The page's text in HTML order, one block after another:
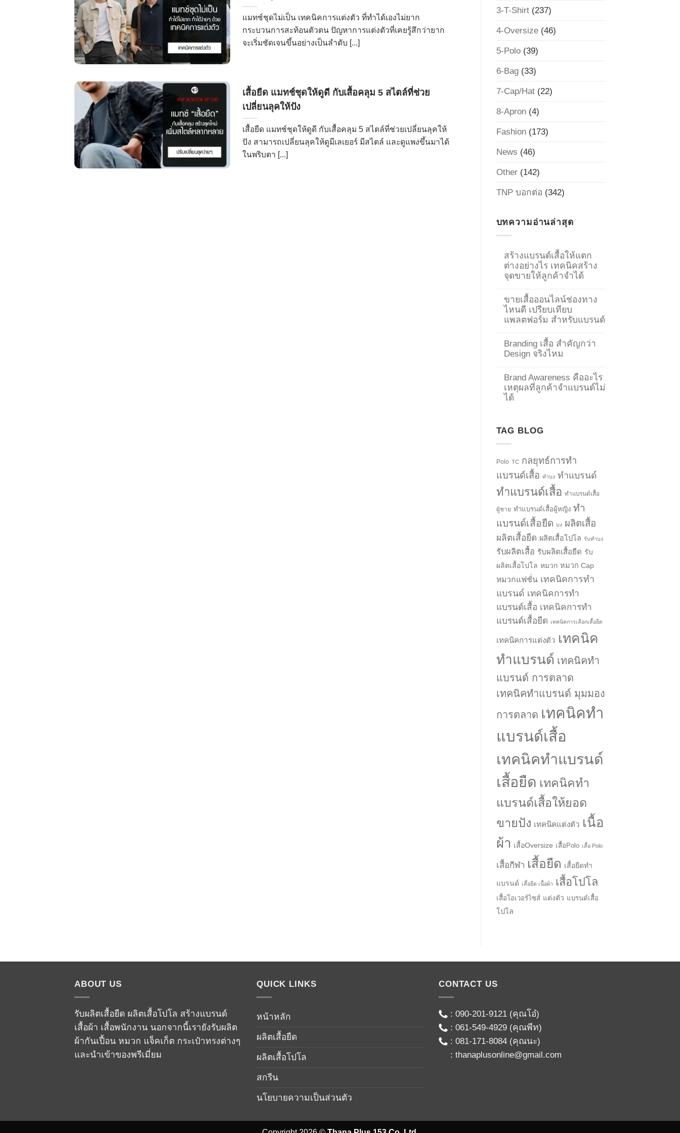
แมทช์ชุดไม่เป็น เทคนิคการแต่งตัว ที่ทำได้เองไม่ยาก
กระบวนการสะท้อนตัวตน ปัญหาการแต่งตัวที่เคยรู้สึกว่ายาก
จะเริ่มชัดเจนขึ้นอย่างเป็นลำดับ [...]
เสื้อยืด แมทช์ชุดให้ดูดี กับเสื้อคลุม 5 สไตล์ที่ช่วย
เปลี่ยนลุคให้ปัง
เสื้อยืด แมทช์ชุดให้ดูดี กับเสื้อคลุม 5 สไตล์ที่ช่วยเปลี่ยนลุคให้
ปัง สามารถเปลี่ยนลุคให้ดูมีเลเยอร์ มีสไตล์ และดูแพงขึ้นมาได้
ในพริบตา [...]
3-T-Shirt(237)
4-Oversize(46)
5-Polo(39)
6-Bag(33)
7-Cap/Hat(22)
8-Apron(4)
Fashion(173)
News (46)
Other(142)
TNP บอกต่อ (342)
บทความอ่านล่าสุด
สร้างแบรนด์เสื้อให้แตก
ต่างอย่างไร เทคนิคสร้าง
จุดขายให้ลูกค้าจำได้
ขายเสื้อออนไลน์ช่องทาง
ไหนดี เปรียบเทียบ
แพลตฟอร์ม สำหรับแบรนด์
Branding เสื้อ สำคัญกว่า
Design จริงไหม
Brand Awareness คืออะไร
เหตุผลที่ลูกค้าจำแบรนด์ไม่
ได้
TAG BLOG
Polo TC กลยุทธ์การทำ
แบรนด์เสื้อ ทำบง ทำแบรนด์
ทำแบรนด์เสื้อ ทำแบรนด์เสื้อ
ผู้ชาย ทำแบรนด์เสื้อผู้หญิง ทำ
แบรนด์เสื้อยืด บง ผลิตเสื้อ
ผลิตเสื้อยืด ผลิตเสื้อโปโล รับทำบง
รับผลิตเสื้อ รับผลิตเสื้อยืด รับ
ผลิตเสื้อโปโล หมวก หมวก Cap
หมวกแฟชั่น เทคนิคการทำ
แบรนด์ เทคนิคการทำ
แบรนด์เสื้อ เทคนิคการทำ
แบรนด์เสื้อยืด เทคนิคการเลือกเสื้อยืด
เทคนิคการแต่งตัว เทคนิค
ทำแบรนด์ เทคนิคทำ
แบรนด์ การตลาด
เทคนิคทำแบรนด์ มุมมอง
การตลาด เทคนิคทำ
แบรนด์เสื้อ
เทคนิคทำแบรนด์
เสื้อยืด เทคนิคทำ
แบรนด์เสื้อให้ยอด
ขายปัง เทคนิคแต่งตัว เนื้อ
ผ้า เสื้อOversize เสื้อPolo เสื้อ Polo
เสื้อกีฬา เสื้อยืด เสื้อยืดทำ
แบรนด์ เสื้อยืด เนื้อผ้า เสื้อโปโล
เสื้อโอเวอร์ไซส์ แต่งตัว แบรนด์เสื้อ
โปโล
ABOUT US
รับผลิตเสื้อยืด ผลิตเสื้อโปโล สร้างแบรนด์
เสื้อผ้า เสื้อพนักงาน นอกจากนี้เรายังรับผลิต
ผ้ากันเปื้อน หมวก แจ็คเก็ต กระเป๋าทรงต่างๆ
และนำเข้าของพรีเมี่ยม
QUICK LINKS
หน้าหลัก
ผลิตเสื้อยืด
ผลิตเสื้อโปโล
สกรีน
นโยบายความเป็นส่วนตัว
CONTACT US
: 090-201-9121(คุณโอ๋)
: 061-549-4929(คุณพีท)
: 081-171-8084(คุณนะ)
: thanaplusonline@gmail.com